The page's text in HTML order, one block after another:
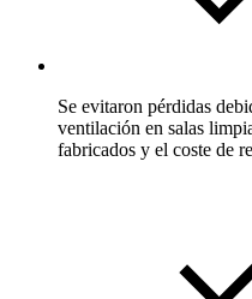
Se evitaron pérdidas
ventilación en salas
fabricados y el coste de